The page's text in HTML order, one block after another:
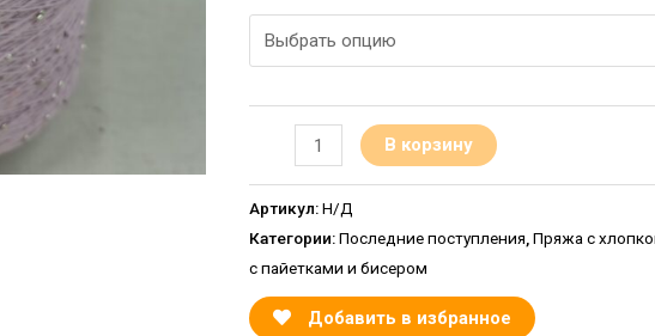
В корзину
Артикул:Н/Д
Категории:Последние поступления ,Пряжа с
с пайетками и бисером
Добавить в избранное